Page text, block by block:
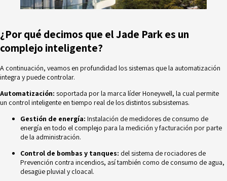
¿Por qué decimos que el Jade Park es un
complejo inteligente?
A continuación, veamos en profundidad los sistemas que la automatización
integra y puede controlar.
Automatización: soportada por la marca líder Honeywell, la cual permite
un control inteligente en tiempo real de los distintos subsistemas.
Gestión de energía: Instalación de medidores de consumo de
energía en todo el complejo para la medición y facturación por parte
de la administración.
Control de bombas y tanques: del sistema de rociadores de
Prevención contra incendios, así también como de consumo de agua,
desagüe pluvial y cloacal.